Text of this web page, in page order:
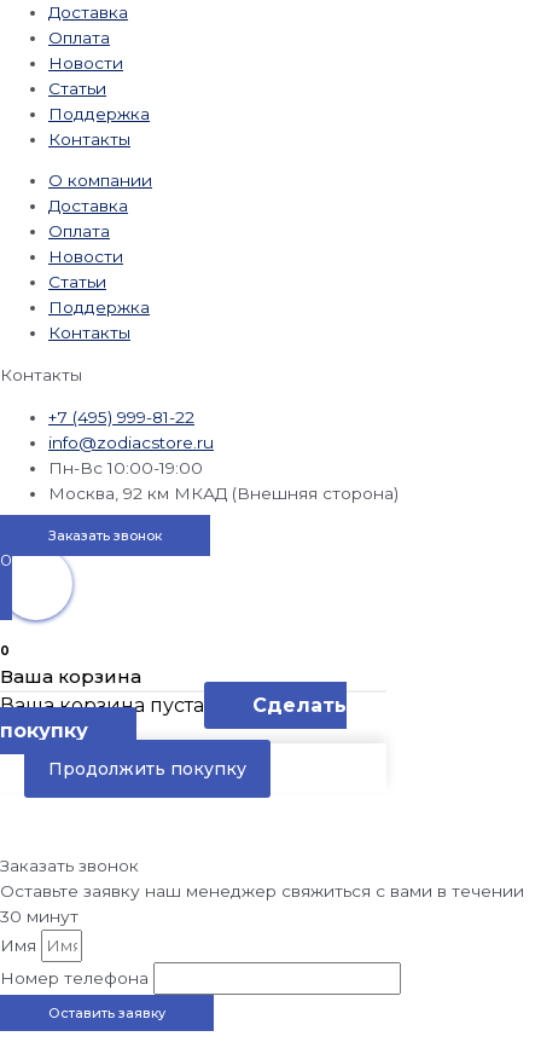
Доставка
Оплата
Новости
Статьи
Поддержка
Контакты
О компании
Доставка
Оплата
Новости
Статьи
Поддержка
Контакты
Контакты
+7 (495) 999-81-22
info@zodiacstore.ru
Пн-Вс 10:00-19:00
Москва, 92 км МКАД (Внешняя сторона)
Заказать звонок
0
0
Ваша корзина
Ваша корзина пуста
Сделать
покупку
Продолжить покупку
Заказать звонок
Оставьте заявку наш менеджер свяжиться с вами в течении
30 минут
Имя
Номер телефона
Оставить заявку